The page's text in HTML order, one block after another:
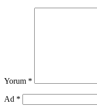
Yorum *
Ad *